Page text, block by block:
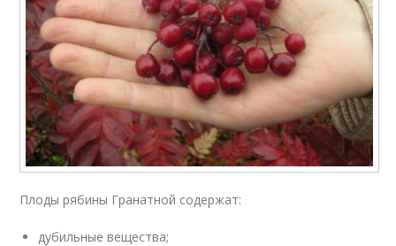
Плоды рябины Гранатной содержат:
дубильные вещества;